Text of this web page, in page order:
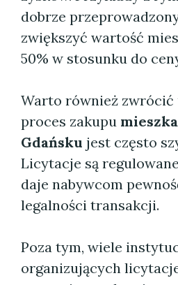
dobrze
zwiększyć wartość
50% w stosunku do
Warto również zwrócić
proces zakupu
Gdańsku jest często
Licytacje są
daje nabywcom
legalności transakcji.
Poza tym, wiele
organizujących